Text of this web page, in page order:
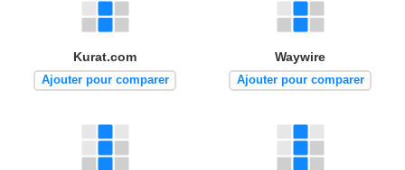
Kurat.com
Ajouter pour comparer
Waywire
Ajouter pour comparer